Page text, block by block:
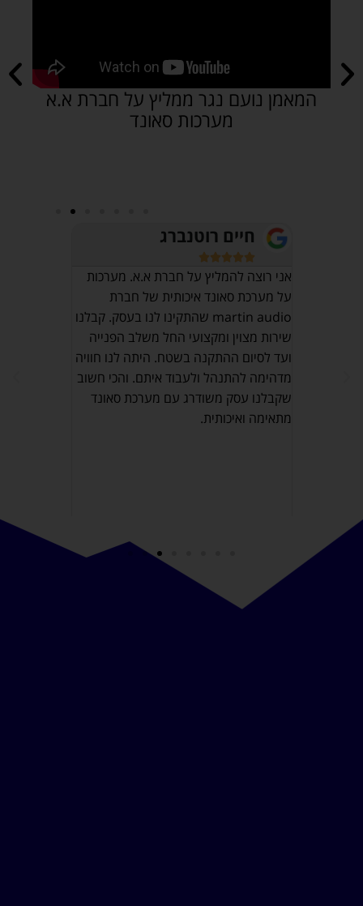
המאמן נועם נגר ממליץ על חברת א.א
מערכות סאונד
חיים רוטנברג





אני רוצה להמליץ על חברת א.א. מערכות
על מערכת סאונד איכותית של חברת
martin audio שהתקינו לנו בעסק. קבלנו
שירות מצוין ומקצועי החל משלב הפנייה
ועד לסיום ההתקנה בשטח. היתה לנו חוויה
מדהימה להתנהל ולעבוד איתם. והכי חשוב
שקבלנו עסק משודרג עם מערכת סאונד
מתאימה ואיכותית.